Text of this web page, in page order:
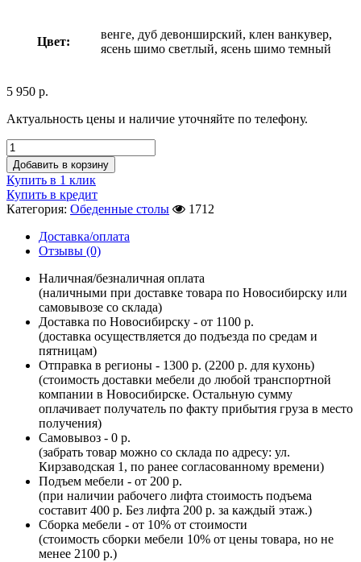
Цвет:
венге, дуб девонширский, клен ванкувер,
ясень шимо светлый, ясень шимо темный
5 950 р.
Актуальность цены и наличие уточняйте по телефону.
Добавить в корзину
Купить в 1 клик
Купить в кредит
Категория: Обеденные столы
1712
Доставка/оплата
Отзывы (0)
Наличная/безналичная оплата
(наличными при доставке товара по Новосибирску или
самовывозе со склада)
Доставка по Новосибирску - от 1100 р.
(доставка осуществляется до подъезда по средам и
пятницам)
Отправка в регионы - 1300 р. (2200 р. для кухонь)
(стоимость доставки мебели до любой транспортной
компании в Новосибирске. Остальную сумму
оплачивает получатель по факту прибытия груза в место
получения)
Самовывоз - 0 р.
(забрать товар можно со склада по адресу: ул.
Кирзаводская 1, по ранее согласованному времени)
Подъем мебели - от 200 р.
(при наличии рабочего лифта стоимость подъема
составит 400 р. Без лифта 200 р. за каждый этаж.)
Сборка мебели - от 10% от стоимости
(стоимость сборки мебели 10% от цены товара, но не
менее 2100 р.)